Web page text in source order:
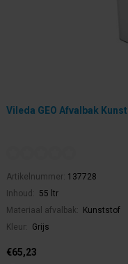
Vileda GEO Afvalbak
Artikelnummer: 137728
Inhoud:
55 ltr
Materiaal afvalbak:
Kunststof
Kleur:
Grijs
€65,23